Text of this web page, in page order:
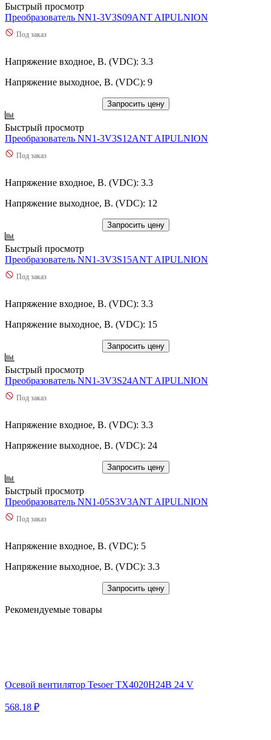
Быстрый просмотр
Преобразователь NN1-3V3S09ANT AIPULNION
Под заказ
Напряжение входное, В. (VDC): 3.3
Напряжение выходное, В. (VDC): 9
Запросить цену
Быстрый просмотр
Преобразователь NN1-3V3S12ANT AIPULNION
Под заказ
Напряжение входное, В. (VDC): 3.3
Напряжение выходное, В. (VDC): 12
Запросить цену
Быстрый просмотр
Преобразователь NN1-3V3S15ANT AIPULNION
Под заказ
Напряжение входное, В. (VDC): 3.3
Напряжение выходное, В. (VDC): 15
Запросить цену
Быстрый просмотр
Преобразователь NN1-3V3S24ANT AIPULNION
Под заказ
Напряжение входное, В. (VDC): 3.3
Напряжение выходное, В. (VDC): 24
Запросить цену
Быстрый просмотр
Преобразователь NN1-05S3V3ANT AIPULNION
Под заказ
Напряжение входное, В. (VDC): 5
Напряжение выходное, В. (VDC): 3.3
Запросить цену
Рекомендуемые товары
Осевой вентилятор Tesoer TX4020H24B 24 V
568.18 ₽